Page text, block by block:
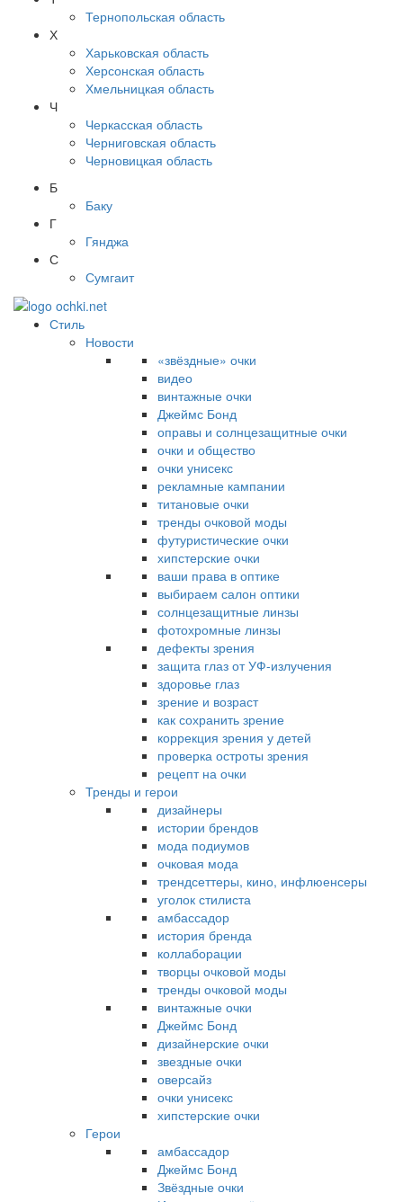
Тернопольская область
Х
Харьковская область
Херсонская область
Хмельницкая область
Ч
Черкасская область
Черниговская область
Черновицкая область
Б
Баку
Г
Гянджа
С
Сумгаит
Стиль
Новости
«звёздные» очки
видео
винтажные очки
Джеймс Бонд
оправы и солнцезащитные очки
очки и общество
очки унисекс
рекламные кампании
титановые очки
тренды очковой моды
футуристические очки
хипстерские очки
ваши права в оптике
выбираем салон оптики
солнцезащитные линзы
фотохромные линзы
дефекты зрения
защита глаз от УФ-излучения
здоровье глаз
зрение и возраст
как сохранить зрение
коррекция зрения у детей
проверка остроты зрения
рецепт на очки
Тренды и герои
дизайнеры
истории брендов
мода подиумов
очковая мода
трендсеттеры, кино, инфлюенсеры
уголок стилиста
амбассадор
история бренда
коллаборации
творцы очковой моды
тренды очковой моды
винтажные очки
Джеймс Бонд
дизайнерские очки
звездные очки
оверсайз
очки унисекс
хипстерские очки
Герои
амбассадор
Джеймс Бонд
Звёздные очки